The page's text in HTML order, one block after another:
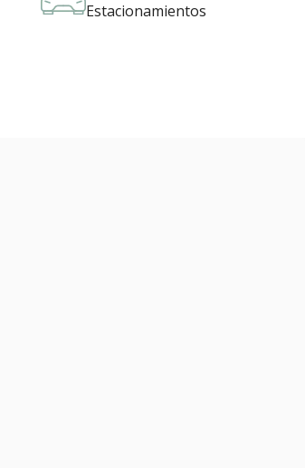
Estacionamientos